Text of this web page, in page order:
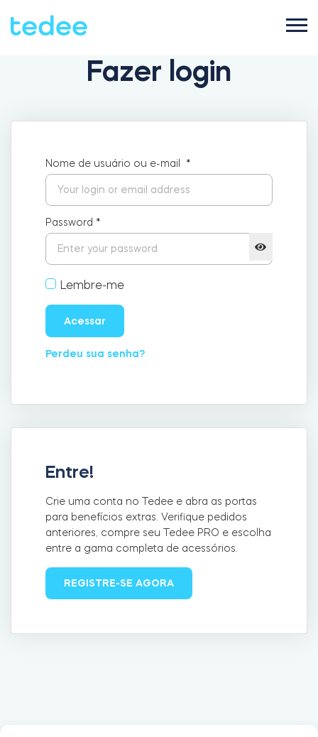
COMO FUNCIONA?
Aluguel
Fechaduras
Tedee GO2
Tedee PRO
Tedee Bridge
Cilindros
Adaptadores
SUPORTE
LOCALIZADOR DE LOJAS
COMPRE AGORA
Fazer login
Nome de usuário ou e-mail *
Password *
Lembre-me
Acessar
Perdeu sua senha?
Entre!
Crie uma conta no Tedee e abra as portas
para benefícios extras. Verifique pedidos
anteriores, compre seu Tedee PRO e escolha
entre a gama completa de acessórios.
REGISTRE-SE AGORA